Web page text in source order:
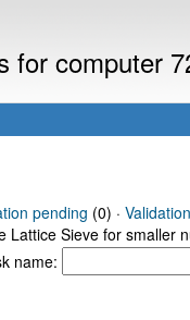
for computer
pending (0) ·
Lattice Sieve for smaller
name: